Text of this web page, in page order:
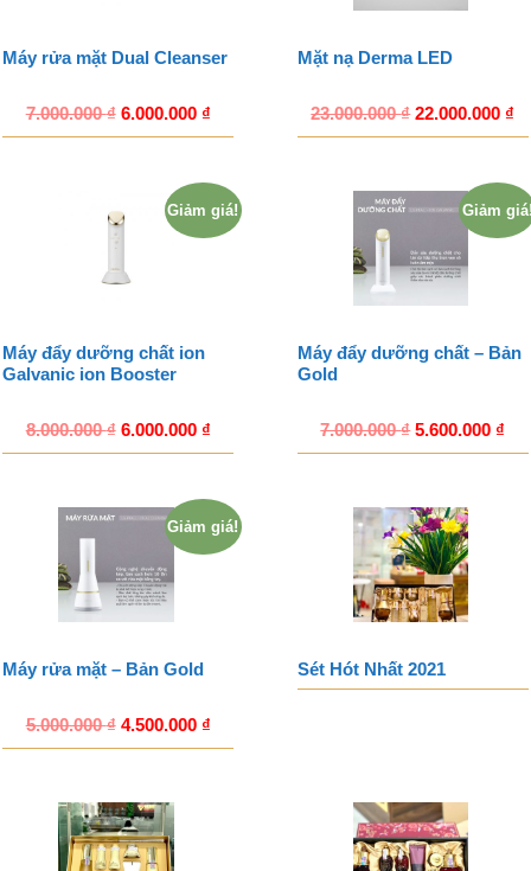
Máy rửa mặt Dual Cleanser
7.000.000₫ 6.000.000 ₫
Mặt nạ Derma LED
23.000.000₫ 22.000.000 ₫
Giảm giá!
Máy đẩy dưỡng chất ion
Galvanic ion Booster
8.000.000₫ 6.000.000 ₫
Giảm
Máy đẩy dưỡng chất – Bản
Gold
7.000.000₫ 5.600.000 ₫
Giảm giá!
Máy rửa mặt – Bản Gold
5.000.000₫ 4.500.000 ₫
Sét Hót Nhất 2021